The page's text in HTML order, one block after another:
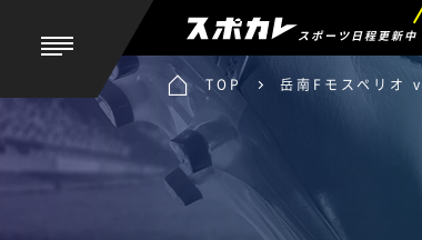
スポーツ日程更新中
TOP 岳南Fモスペリオ